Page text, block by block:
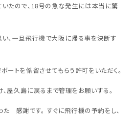
たので、18号の急な発生には本当に驚
、一旦飛行機で大阪に帰る事を決断す
ートを係留させてもらう許可をいただく。
、屋久島に戻るまで管理をお願いする。
た 感謝です。 すぐに飛行機の予約をし、